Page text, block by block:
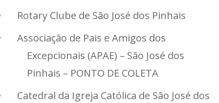
Rotary Clube de São José dos Pinhais
Associação de Pais e Amigos dos
Excepcionais (APAE) – São José dos
Pinhais – PONTO DE COLETA
Catedral da Igreja Católica de São José dos